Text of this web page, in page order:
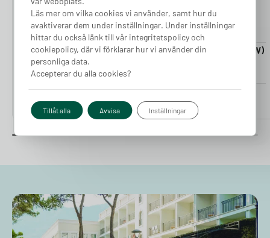
Laddkabel 5-20m (11kW)
Finns i lager
Pris från
2 380kr
Laddkabel 5-20m (22kW)
Pris från
2 980kr
Läs mer om vilka cookies vi använder, samt hur du
avaktiverar dem under inställningar. Under inställningar
hittar du också länk till vår integritetspolicy och
cookiepolicy, där vi förklarar hur vi använder din
personliga data.
Accepterar du alla cookies?
Tillåt alla Avvisa Inställningar